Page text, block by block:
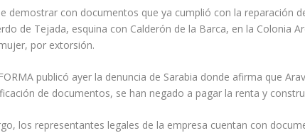
demostrar con documentos que ya cumplió con la reparación
de Tejada, esquina con Calderón de la Barca, en la Colonia
por extorsión.
publicó ayer la denuncia de Sarabia donde afirma que
de documentos, se han negado a pagar la renta y
los representantes legales de la empresa cuentan con